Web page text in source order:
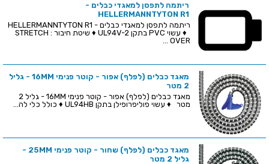
ריתמה לתפסן למאגדי כבלים -
HELLERMANNTYTON R1
ריתמה לתפסן למאגדי כבלים - HELLERMANNTYTON R1
♦ עשוי PVC בתקן UL94V-2 ♦ שיטת חיבור : STRETCH
OVER ...
מאגד כבלים (לפלף) אפור - קוטר פנימי 16MM - גליל
2 מטר
מאגד כבלים (לפלף) אפור - קוטר פנימי 16MM - גליל 2
מטר ♦ עשוי פוליפרופילן בתקן UL94HB ♦ כולל כלי לה...
מאגד כבלים (לפלף) שחור - קוטר פנימי 25MM -
גליל 2 מטר